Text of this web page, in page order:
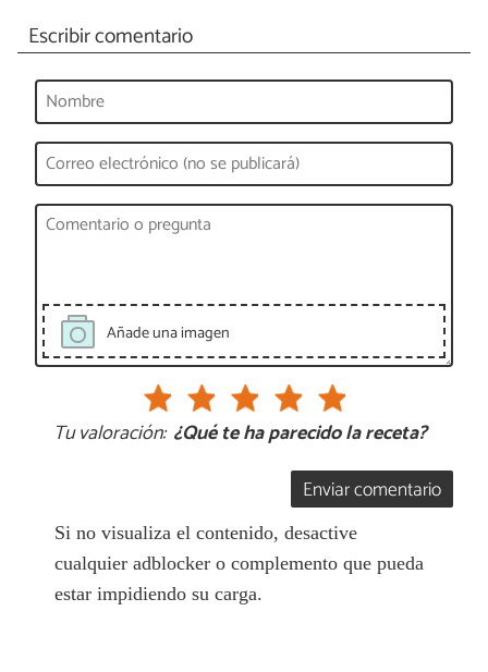
Escribir comentario
Añade una imagen
Tu valoración: ¿Qué te ha parecido la receta?
Enviar comentario
Si no visualiza el contenido, desactive
cualquier adblocker o complemento que pueda
estar impidiendo su carga.